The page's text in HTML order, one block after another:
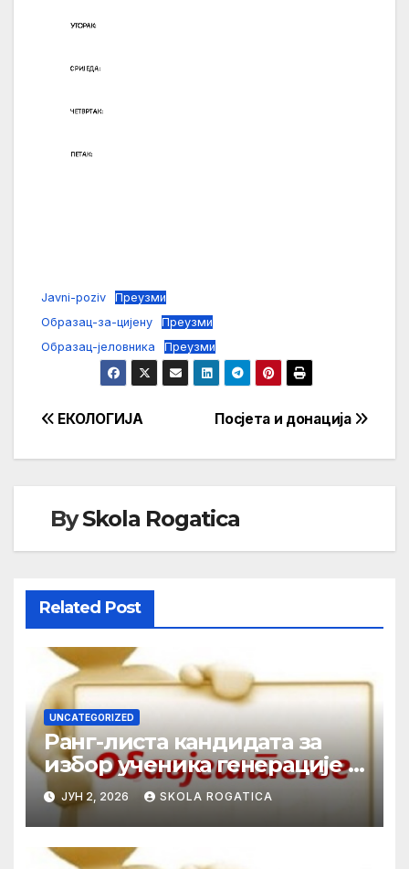
Javni-poziv
Преузми
Образац-за-цијену
Преузми
Образац-јеловника
Преузми
Кретање
чланка
Посјета и донација
ЕКОЛОГИЈА
BySkola Rogatica
Related Post
UNCATEGORIZED
Ранг-листа кандидата за
избор ученика генерације у
школској 2025/2026. години
ЈУН 2, 2026 SKOLA ROGATICA